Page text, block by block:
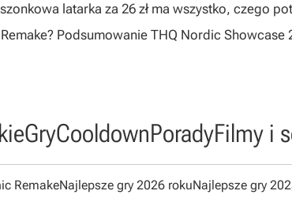
latarka za 26 zł ma wszystko, czego
Podsumowanie THQ Nordic Showcase
GryCooldownPoradyFilmy i
RemakeNajlepsze gry 2026 rokuNajlepsze gry